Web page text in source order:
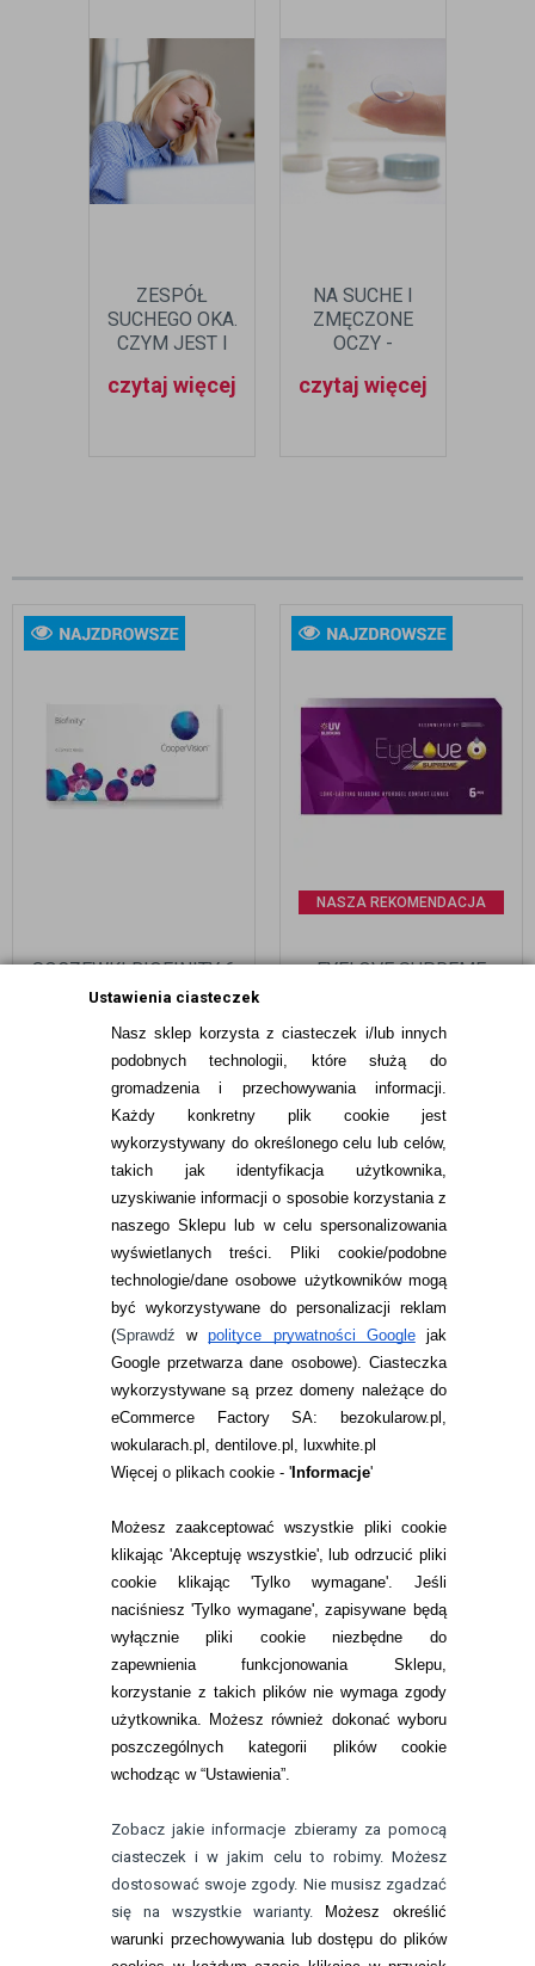
Ustawienia ciasteczek
Nasz sklep korzysta z ciasteczek i/lub innych
podobnych technologii, które służą do
gromadzenia i przechowywania informacji.
Każdy konkretny plik cookie jest
wykorzystywany do określonego celu lub celów,
takich jak identyfikacja użytkownika,
uzyskiwanie informacji o sposobie korzystania z
naszego Sklepu lub w celu spersonalizowania
wyświetlanych treści.
Pliki cookie/podobne
technologie/dane osobowe użytkowników mogą
być wykorzystywane do personalizacji reklam
(Sprawdźwpolityce prywatności Googlejak
Google przetwarza dane osobowe). Ciasteczka
wykorzystywane są przez domeny należące do
eCommerce Factory SA: bezokularow.pl,
wokularach.pl, dentilove.pl, luxwhite.pl
Więcej o plikach cookie - 'Informacje'
Możesz zaakceptować wszystkie pliki cookie
klikając 'Akceptuję wszystkie', lub odrzucić pliki
cookie klikając 'Tylko wymagane'. Jeśli
naciśniesz 'Tylko wymagane', zapisywane będą
wyłącznie pliki cookie niezbędne do
zapewnienia funkcjonowania Sklepu,
korzystanie z takich plików nie wymaga zgody
użytkownika. Możesz również dokonać wyboru
poszczególnych kategorii plików cookie
wchodząc w “Ustawienia”.
Zobacz jakie informacje zbieramy za pomocą
ciasteczek i w jakim celu to robimy. Możesz
dostosować swoje zgody. Nie musisz zgadzać
się na wszystkie warianty.
Możesz określić
warunki przechowywania lub dostępu do plików
ZESPÓŁ
SUCHEGO OKA.
CZYM JEST I
LECZYĆ?
czytaj więcej
NA SUCHE I
ZMĘCZONE
OCZY -
KROPLE
czytaj więcej
SOCZEWKI BIOFINITY 6
SZT.
93,99pln
NASZA REKOMENDACJA
EYELOVE SUPREME
89,99 pln
INFORMACJE KONTAKTOWE
JAK ZAMAWIAĆ?
ZWROTY I REKLAMACJA
WARUNKI ZAKUPÓW
RANKINGI SOCZEWEK
SOCZEWKI KOLOROWE
Zwrot (odstąpienie od umowy)
ZMIEŃ USTAWIENIA ZGODY NA CIASTECZKA
KONTAKT
telefon:
22 113 44 42
telefon:
732 08 08 72
kontakt@bezokularow.pl